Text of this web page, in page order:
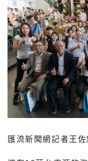
匯流新聞網記者王